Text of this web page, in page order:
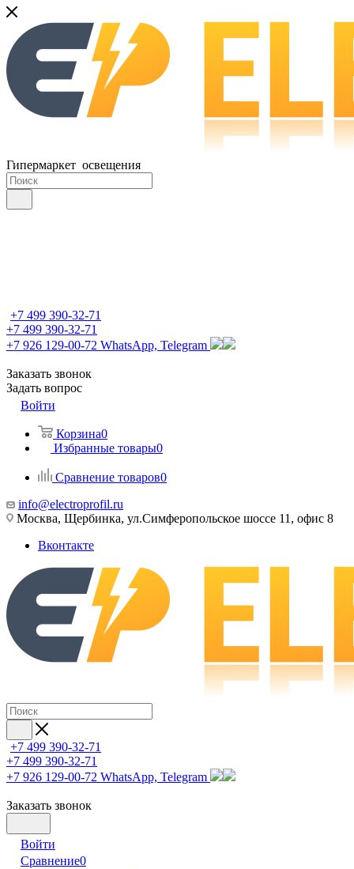
Гипермаркет освещения
+7 499 390-32-71
+7 499 390-32-71
+7 926 129-00-72 WhatsApp, Telegram
Заказать звонок
Задать вопрос
Войти
Корзина0
Избранные товары0
Сравнение товаров0
info@electroprofil.ru
Москва, Щербинка, ул.Симферопольское шоссе 11, офис 8
Вконтакте
+7 499 390-32-71
+7 499 390-32-71
+7 926 129-00-72 WhatsApp, Telegram
Заказать звонок
Войти
Сравнение0